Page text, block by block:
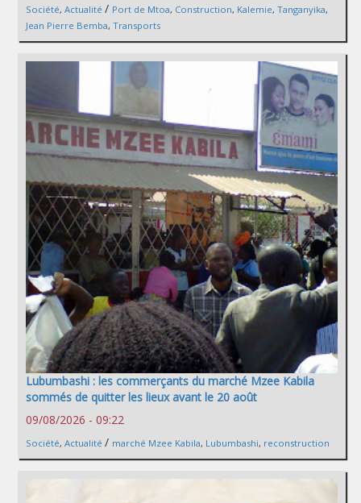
Société, Actualité / Port de Mtoa, Construction, Kalemie, Tanganyika,
Jean Pierre Bemba, Transports
Lubumbashi : les commerçants du marché Mzee Kabila
sommés de quitter les lieux avant le 20 août
09/08/2026 - 09:22
Société, Actualité / marché Mzee Kabila, Lubumbashi, reconstruction